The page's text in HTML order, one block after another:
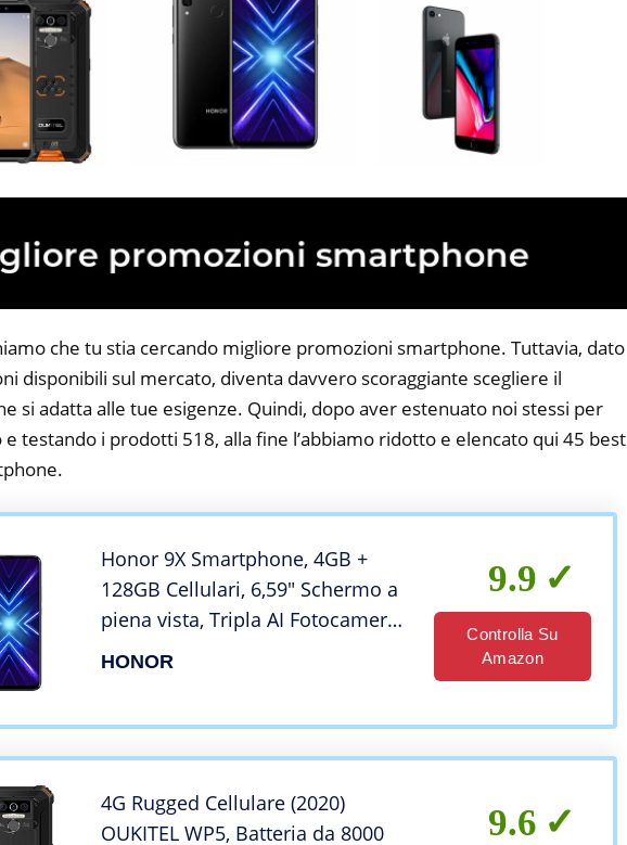
che tu stia cercando migliore promozioni smartphone. Tuttavia, dato
disponibili sul mercato, diventa davvero scoraggiante scegliere il
si adatta alle tue esigenze. Quindi, dopo aver estenuato noi stessi per
testando i prodotti 518, alla fine l’abbiamo ridotto e elencato qui 45 best
Honor 9X Smartphone, 4GB +
128GB Cellulari, 6,59″ Schermo a
piena vista, Tripla AI Fotocamera
Posteriore 48+8+2 MP,
HONOR
9.9
Controlla Su
Amazon
4G Rugged Cellulare (2020)
OUKITEL WP5, Batteria da 8000
9.6